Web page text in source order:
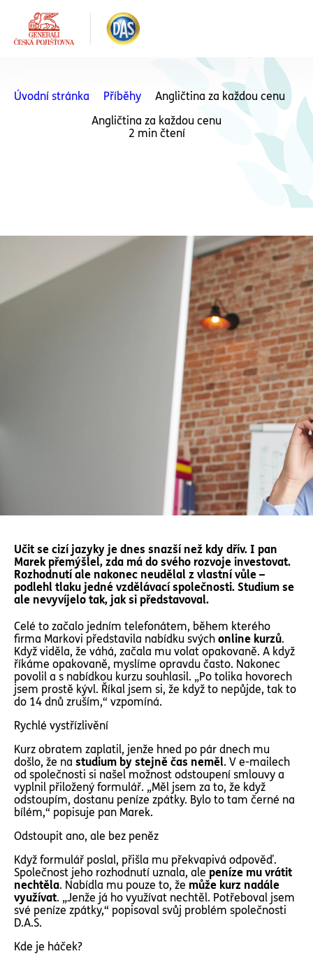
Úvodní stránka Příběhy
Angličtina za každou cenu
Angličtina za každou cenu
2 min čtení
Učit se cizí jazyky je dnes snazší než kdy dřív. I pan
Marek přemýšlel, zda má do svého rozvoje investovat.
Rozhodnutí ale nakonec neudělal z vlastní vůle –
podlehl tlaku jedné vzdělávací společnosti. Studium se
ale nevyvíjelo tak, jak si představoval.
Celé to začalo jedním telefonátem, během kterého
firma Markovi představila nabídku svých online kurzů.
Když viděla, že váhá, začala mu volat opakovaně. A když
říkáme opakovaně, myslíme opravdu často. Nakonec
povolil a s nabídkou kurzu souhlasil. „Po tolika hovorech
jsem prostě kývl. Říkal jsem si, že když to nepůjde, tak to
do 14 dnů zruším,“ vzpomíná.
Rychlé vystřízlivění
Kurz obratem zaplatil, jenže hned po pár dnech mu
došlo, že na studium by stejně čas neměl. V e-mailech
od společnosti si našel možnost odstoupení smlouvy a
vyplnil přiložený formulář. „Měl jsem za to, že když
odstoupím, dostanu peníze zpátky. Bylo to tam černé na
bílém,“ popisuje pan Marek.
Odstoupit ano, ale bez peněz
Když formulář poslal, přišla mu překvapivá odpověď.
Společnost jeho rozhodnutí uznala, ale peníze mu vrátit
nechtěla. Nabídla mu pouze to, že může kurz nadále
využívat. „Jenže já ho využívat nechtěl. Potřeboval jsem
své peníze zpátky,“ popisoval svůj problém společnosti
D.A.S.
Kde je háček?